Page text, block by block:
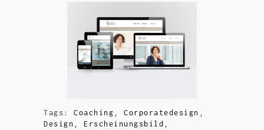
Tags: Coaching Corporatedesign
Design
Erscheinungsbild